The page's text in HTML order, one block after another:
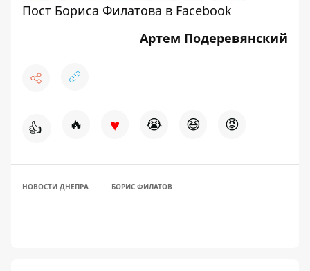
Пост Бориса Филатова в Facebook
Артем Подеревянский
👍 🔥 ♥ 😭 😆 😡
НОВОСТИ ДНЕПРА БОРИС ФИЛАТОВ